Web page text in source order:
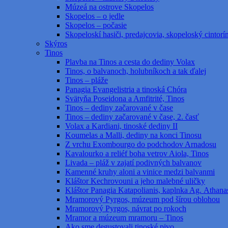
Múzeá na ostrove Skopelos
Skopelos – o jedle
Skopelos – počasie
Skopeloskí hasiči, predajcovia, skopeloský cintorín
Skýros
Tinos
Plavba na Tinos a cesta do dediny Volax
Tinos, o balvanoch, holubníkoch a tak ďalej
Tinos – pláže
Panagia Evangelistria a tinoská Chóra
Svätyňa Poseidona a Amfitrité, Tinos
Tinos – dediny začarované v čase
Tinos – dediny začarované v čase, 2. časť
Volax a Kardiani, tinoské dediny II
Koumelas a Malli, dediny na konci Tinosu
Z vrchu Exombourgo do podchodov Arnadosu
Kavalourko a reliéf boha vetrov Aiola, Tinos
Livada – pláž v zajatí podivných balvanov
Kamenné kruhy aloni a vinice medzi balvanmi
Kláštor Kechrovouni a jeho malebné uličky
Kláštor Panagia Katapolianis, kaplnka Ag.
Mramorový Pyrgos, múzeum pod šírou oblohou
Mramorový Pyrgos, návrat po rokoch
Mramor a múzeum mramoru – Tinos